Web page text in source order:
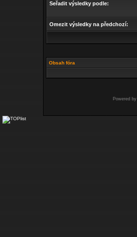
Seřadit výsledky podle:
Omezit výsledky na předchozí:
Obsah fóra
Powered by